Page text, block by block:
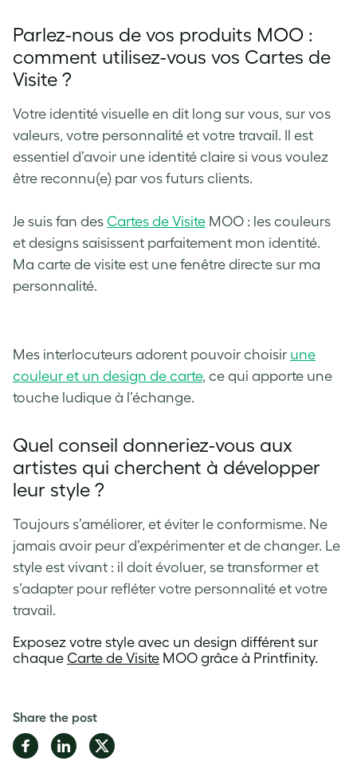
Parlez-nous de vos produits MOO :
comment utilisez-vous vos Cartes de
Visite ?
Votre identité visuelle en dit long sur vous, sur vos
valeurs, votre personnalité et votre travail. Il est
essentiel d’avoir une identité claire si vous voulez
être reconnu(e) par vos futurs clients.
Je suis fan des Cartes de Visite MOO : les couleurs
et designs saisissent parfaitement mon identité.
Ma carte de visite est une fenêtre directe sur ma
personnalité.
Mes interlocuteurs adorent pouvoir choisir une
couleur et un design de carte, ce qui apporte une
touche ludique à l’échange.
Quel conseil donneriez-vous aux
artistes qui cherchent à développer
leur style ?
Toujours s’améliorer, et éviter le conformisme. Ne
jamais avoir peur d’expérimenter et de changer. Le
style est vivant : il doit évoluer, se transformer et
s’adapter pour refléter votre personnalité et votre
travail.
Exposez votre style avec un design différent sur
chaque Carte de Visite MOO grâce à Printfinity.
Share the post
Share Share Share